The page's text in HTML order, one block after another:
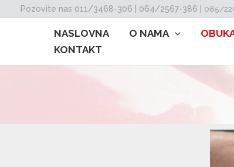
to
Pozovite nas 011/3468-306 | 064/2567-386 | 065/
NASLOVNA O NAMA
KONTAKT